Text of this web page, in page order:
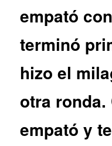
empató
terminó
hizo el
otra ronda.
empató y